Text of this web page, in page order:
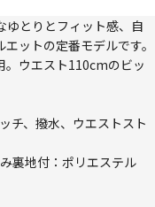
ゆとりとフィット感、自
ットの定番モデルです。
。ウエスト110cmのビッ
チ、撥水、ウエストスト
裏地付：ポリエステル